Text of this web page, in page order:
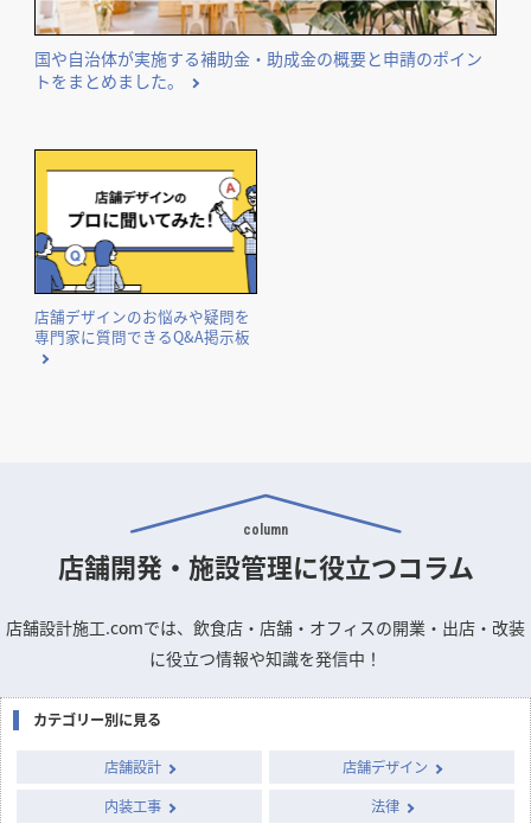
国や自治体が実施する補助金・助成金の概要と申請のポイン
トをまとめました。
店舗デザインのお悩みや疑問を
専門家に質問できるQ&A掲示板
column
店舗開発・施設管理に役立つコラム
店舗設計施工.comでは、飲食店・店舗・オフィスの開業・出店・改装
に役立つ情報や知識を発信中！
カテゴリー別に見る
店舗設計
店舗デザイン
内装工事
法律